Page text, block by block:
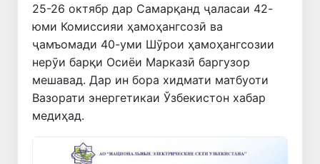
25-26 октябр дар Самарқанд ҷаласаи 42-
юми Комиссияи ҳамоҳангсозӣ ва
ҷамъомади 40-уми Шӯрои ҳамоҳангсозии
нерӯи барқи Осиёи Марказӣ баргузор
мешавад. Дар ин бора хидмати матбуоти
Вазорати энергетикаи Ўзбекистон хабар
медиҳад.